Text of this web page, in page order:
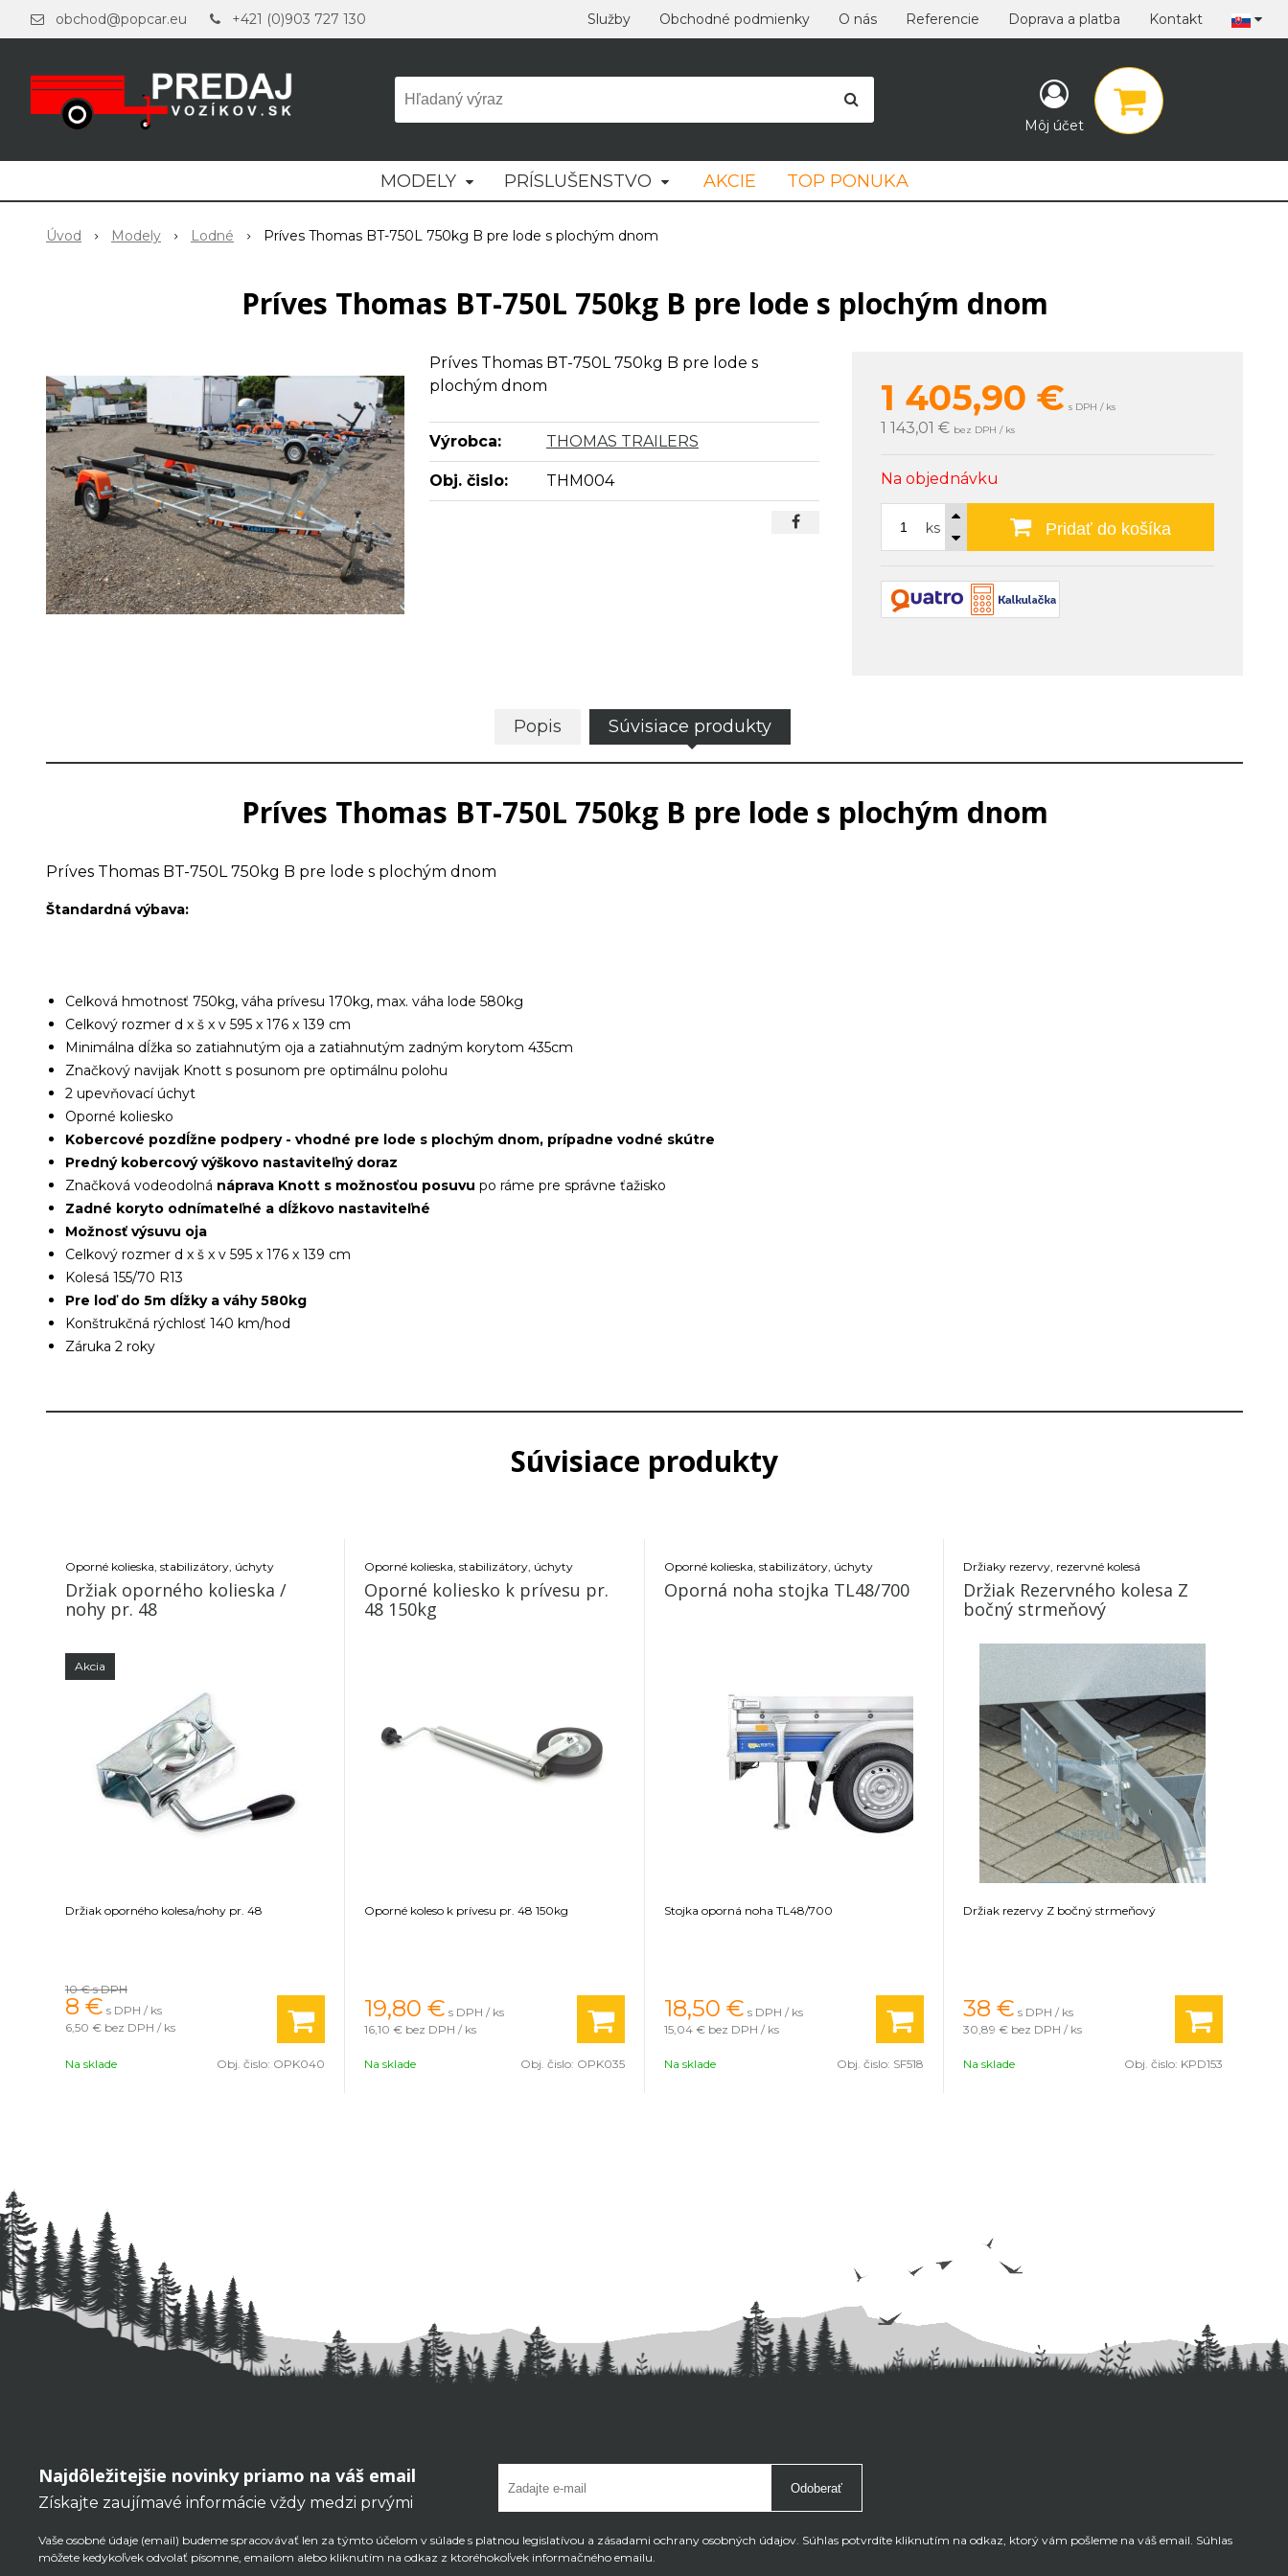
obchod@popcar.eu +421 (0)903 727 130 Služby Obchodné podmienky O nás Referencie Doprava a platba Kontakt
Môj účet
MODELY PRÍSLUŠENSTVO AKCIE TOP PONUKA
Úvod Modely Lodné Príves Thomas BT-750L 750kg B pre lode s plochým dnom
Príves Thomas BT-750L 750kg B pre lode s plochým dnom
1 405,90 € s DPH / ks
1 143,01 € bez DPH / ks
Na objednávku
ks Pridať do košíka
Príves Thomas BT-750L 750kg B pre lode s
plochým dnom
Výrobca: THOMAS TRAILERS
Obj. čislo: THM004
Popis Súvisiace produkty
Príves Thomas BT-750L 750kg B pre lode s plochým dnom
Príves Thomas BT-750L 750kg B pre lode s plochým dnom
Štandardná výbava:
Celková hmotnosť 750kg, váha prívesu 170kg, max. váha lode 580kg
Celkový rozmer d x š x v 595 x 176 x 139 cm
Minimálna dĺžka so zatiahnutým oja a zatiahnutým zadným korytom 435cm
Značkový navijak Knott s posunom pre optimálnu polohu
2 upevňovací úchyt
Oporné koliesko
Kobercové pozdĺžne podpery - vhodné pre lode s plochým dnom, prípadne vodné skútre
Predný kobercový výškovo nastaviteľný doraz
Značková vodeodolná náprava Knott s možnosťou posuvu po ráme pre správne ťažisko
Zadné koryto odnímateľné a dĺžkovo nastaviteľné
Možnosť výsuvu oja
Celkový rozmer d x š x v 595 x 176 x 139 cm
Kolesá 155/70 R13
Pre loď do 5m dĺžky a váhy 580kg
Konštrukčná rýchlosť 140 km/hod
Záruka 2 roky
Súvisiace produkty
Oporné kolieska, stabilizátory, úchyty
Držiak oporného kolieska /
nohy pr. 48
Akcia
Držiak oporného kolesa/nohy pr. 48
10 €s DPH
8 € s DPH / ks
6,50 € bez DPH / ks
Na sklade Obj. čislo: OPK040
Oporné kolieska, stabilizátory, úchyty
Oporné koliesko k prívesu pr.
48 150kg
Oporné koleso k prívesu pr. 48 150kg
19,80 € s DPH / ks
16,10 € bez DPH / ks
Na sklade Obj. čislo: OPK035
Oporné kolieska, stabilizátory, úchyty
Oporná noha stojka TL48/700
Stojka oporná noha TL48/700
18,50 € s DPH / ks
15,04 € bez DPH / ks
Na sklade Obj. čislo: SF518
Držiaky rezervy, rezervné kolesá
Držiak Rezervného kolesa Z
bočný strmeňový
Držiak rezervy Z bočný strmeňový
38 € s DPH / ks
30,89 € bez DPH / ks
Na sklade Obj. čislo: KPD153
Najdôležitejšie novinky priamo na váš email
Získajte zaujímavé informácie vždy medzi prvými
Odoberať
Vaše osobné údaje (email) budeme spracovávať len za týmto účelom v súlade s platnou legislatívou a zásadami ochrany osobných údajov. Súhlas potvrdíte kliknutím na odkaz, ktorý vám pošleme na váš email. Súhlas
môžete kedykoľvek odvolať písomne, emailom alebo kliknutím na odkaz z ktoréhokoľvek informačného emailu.